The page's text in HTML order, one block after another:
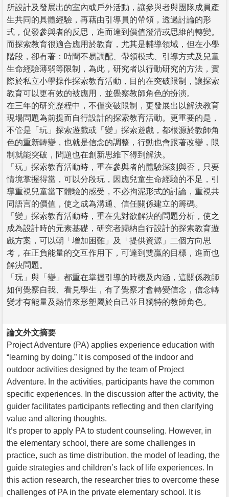
所設計及發展出的室內或戶外活動，讓參與者與團隊成員產
生共同的具體經驗，再藉由引導員的帶領，透過討論的形
式，促發參與者的反思，進而達到價值澄清或思維的轉變。
而探索教育很適合應用於教育，尤其是輔導領域，但在小學
階段，卻有著：時間不易調配、帶領模式、引導方式及兒童
生命經驗薄弱等限制，為此，研究者以行動研究的方法，實
際於私立小學操作探索教育活動，目的在突破限制，讓探索
教育可以更有效的被應用，並覺察教師角色的扮演。
在三年的研究歷程中，不僅突破限制，更發展出以解決教育
現場問題為前提而自行設計的探索教育活動。更重要的是，
不管是「玩」探索遊戲或「變」探索遊戲，都根源於教師角
色的重新轉變，也就是信念的調整，行動也會跟著改變，限
制就能突破，問題也在創新思維下得到解決。
「玩」探索教育活動時，重在參與者的體驗深刻與否，只要
情境掌握得當，可以分段玩，因應兒童生命經驗的不足，引
導重視兒童當下體驗的感受，不必拘泥形式的討論，重視共
同語言的價值，使之成為溝通、信任關係建立的籌碼。
「變」探索教育活動時，重在先對欲解決的問題分析，使之
成為設計時的元素基礎，研究者歸納自行設計的探索教育遊
戲方案，可以朝「增加困難」及「提供資源」二個方向思
考，在正負能量的交互作用下，可達到雙贏的目標，進而也
解決問題。
「玩」與「變」都重在掌握引導的時機及內涵，這關係教師
如何覺察自我、看見學生，有了覺察才會轉變信念，信念轉
變才有能量及熱情來形塑屬於自己並且獨特的教師角色。
論文外文摘要
Project Adventure (PA) applies experience education with
“learning by doing.” It is composed of the indoor and
outdoor activities designed by the team of Project
Adventure. In the activities, participants have the common
specific experiences. In the discussion after the activity, the
guider facilitates participants reflecting and then clarifying
value and altering thoughts.
It’s proper to apply PA to student counseling. However, in
the elementary school, there are some challenges in
practice, such as time distribution, the model of leading, the
guide strategies and children’s lack of life experiences. In
this action research, the researcher tries to overcome these
challenges of PA in the private elementary school. It is